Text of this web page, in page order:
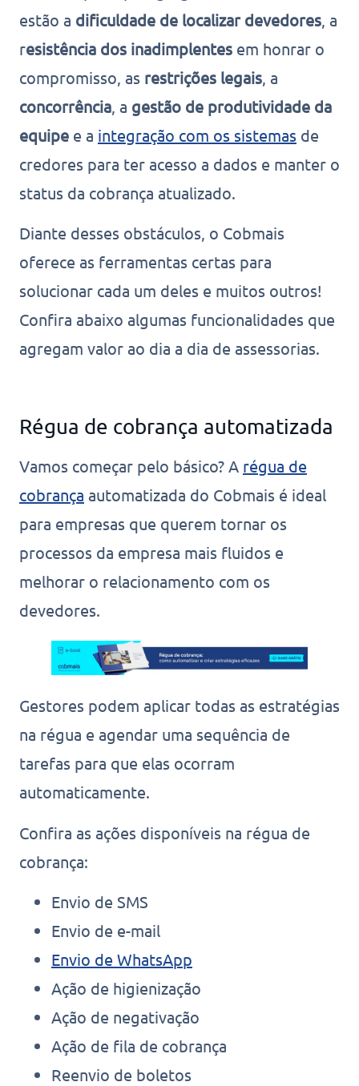
estão a dificuldade de localizar devedores , a
resistência dos inadimplentes em honrar o
compromisso, as restrições legais , a
concorrência , a gestão de produtividade da
equipe e a integração com os sistemas de
credores para ter acesso a dados e manter o
status da cobrança atualizado.
Diante desses obstáculos, o Cobmais
oferece as ferramentas certas para
solucionar cada um deles e muitos outros!
Confira abaixo algumas funcionalidades que
agregam valor ao dia a dia de assessorias.
Régua de cobrança automatizada
Vamos começar pelo básico? A régua de
cobrança automatizada do Cobmais é ideal
para empresas que querem tornar os
processos da empresa mais fluidos e
melhorar o relacionamento com os
devedores.
Gestores podem aplicar todas as estratégias
na régua e agendar uma sequência de
tarefas para que elas ocorram
automaticamente.
Confira as ações disponíveis na régua de
cobrança:
Envio de SMS
Envio de e-mail
Envio de WhatsApp
Ação de higienização
Ação de negativação
Ação de fila de cobrança
Reenvio de boletos